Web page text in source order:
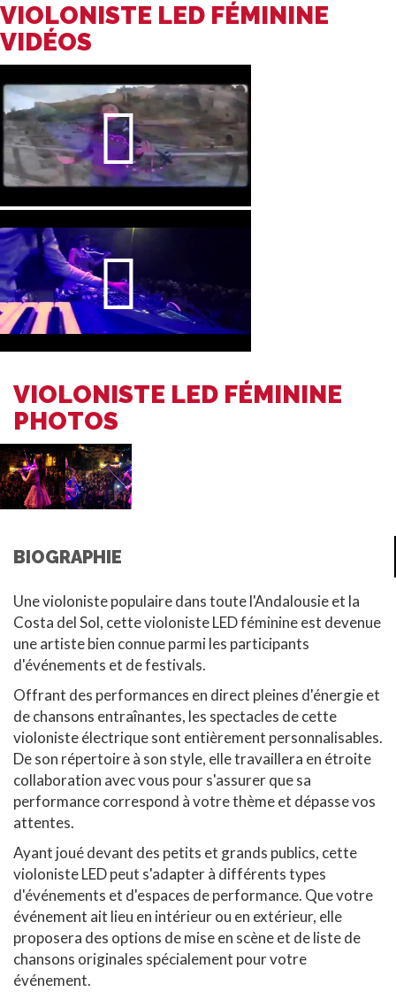
VIOLONISTE LED FÉMININE
VIDÉOS
VIOLONISTE LED FÉMININE
PHOTOS
BIOGRAPHIE
Une violoniste populaire dans toute l'Andalousie et la
Costa del Sol, cette violoniste LED féminine est devenue
une artiste bien connue parmi les participants
d'événements et de festivals.
Offrant des performances en direct pleines d'énergie et
de chansons entraînantes, les spectacles de cette
violoniste électrique sont entièrement personnalisables.
De son répertoire à son style, elle travaillera en étroite
collaboration avec vous pour s'assurer que sa
performance correspond à votre thème et dépasse vos
attentes.
Ayant joué devant des petits et grands publics, cette
violoniste LED peut s'adapter à différents types
d'événements et d'espaces de performance. Que votre
événement ait lieu en intérieur ou en extérieur, elle
proposera des options de mise en scène et de liste de
chansons originales spécialement pour votre
événement.